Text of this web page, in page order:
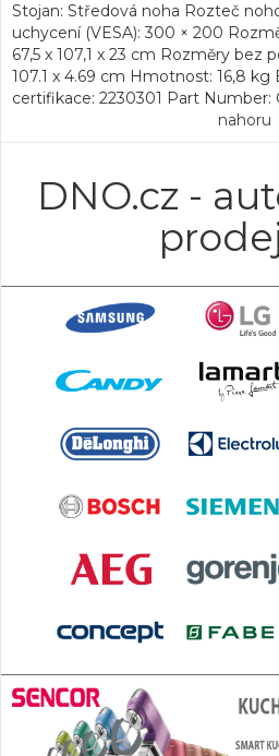
Stojan: Středová noha Rozteč
uchycení (VESA): 300 × 200
67,5 x 107,1 x 23 cm Rozměry bez
107.1 x 4.69 cm Hmotnost: 16,8 kg
certifikace: 2230301 Part Number:
nahoru
DNO.cz -